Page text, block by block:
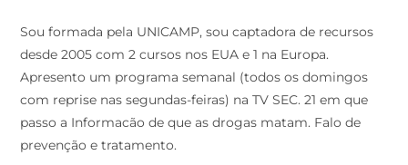
Sou formada pela UNICAMP, sou captadora de recursos
desde 2005 com 2 cursos nos EUA e 1 na Europa.
Apresento um programa semanal (todos os domingos
com reprise nas segundas-feiras) na TV SEC. 21 em que
passo a Informacão de que as drogas matam. Falo de
prevenção e tratamento.